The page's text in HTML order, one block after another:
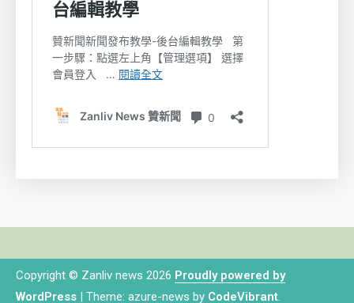
Copyright © Zanliv news 2026 Proudly powered by
WordPress | Theme: azure-news by CodeVibrant.